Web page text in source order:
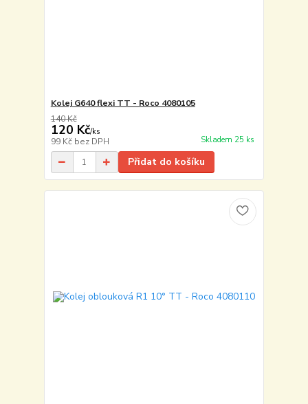
Kolej G640 flexi TT - Roco 4080105
140 Kč
120 Kč/ks
99 Kč bez DPH Skladem 25 ks
Přidat do košíku